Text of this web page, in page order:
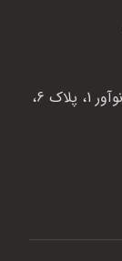
تهران، شهرک صنعتی پرند، خیابان نوآوران، نوآور 1، پلاک 6،